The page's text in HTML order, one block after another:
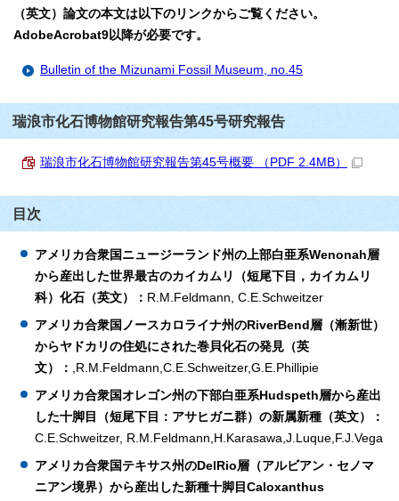
（英文）論文の本文は以下のリンクからご覧ください。
AdobeAcrobat9以降が必要です。
Bulletin of the Mizunami Fossil Museum, no.45
瑞浪市化石博物館研究報告第45号研究報告
瑞浪市化石博物館研究報告第45号概要 （PDF 2.4MB）
目次
アメリカ合衆国ニュージーランド州の上部白亜系Wenonah層
から産出した世界最古のカイカムリ（短尾下目，カイカムリ
科）化石（英文）： R.M.Feldmann, C.E.Schweitzer
アメリカ合衆国ノースカロライナ州のRiverBend層（漸新世）
からヤドカリの住処にされた巻貝化石の発見（英
文）： ,R.M.Feldmann,C.E.Schweitzer,G.E.Phillipie
アメリカ合衆国オレゴン州の下部白亜系Hudspeth層から産出
した十脚目（短尾下目：アサヒガニ群）の新属新種（英文）：
C.E.Schweitzer, R.M.Feldmann,H.Karasawa,J.Luque,F.J.Vega
アメリカ合衆国テキサス州のDelRio層（アルビアン・セノマ
ニアン境界）から産出した新種十脚目Caloxanthus